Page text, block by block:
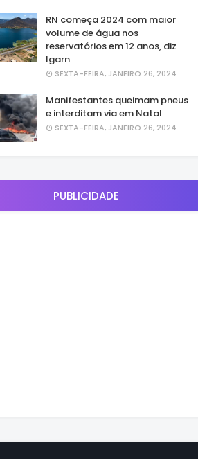
RN começa 2024 com maior
volume de água nos
reservatórios em 12 anos, diz
Igarn
SEXTA-FEIRA, JANEIRO 26, 2024
Manifestantes queimam pneus
e interditam via em Natal
SEXTA-FEIRA, JANEIRO 26, 2024
PUBLICIDADE